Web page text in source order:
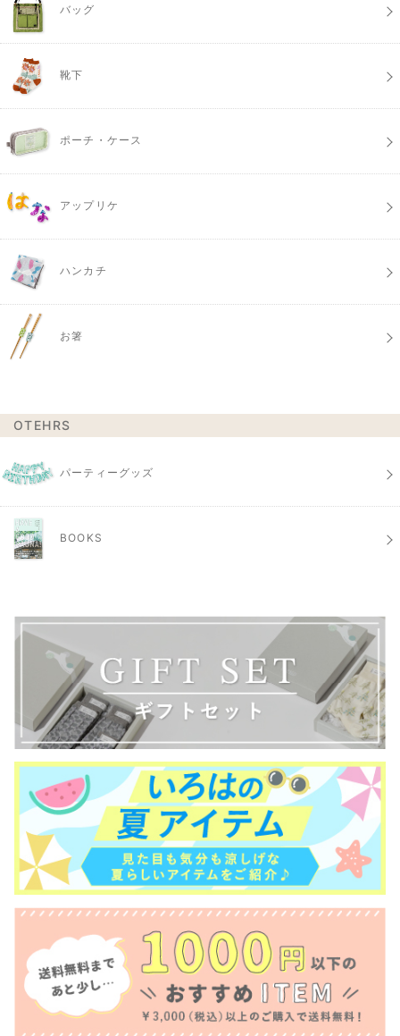
バッグ
靴下
ポーチ・ケース
アップリケ
ハンカチ
お箸
OTEHRS
パーティーグッズ
BOOKS